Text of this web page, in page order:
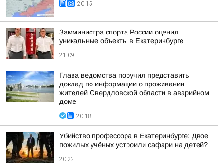
20:15
Замминистра спорта России оценил
уникальные объекты в Екатеринбурге
21:09
Глава ведомства поручил представить
доклад по информации о проживании
жителей Свердловской области в аварийном
доме
20:18
Убийство профессора в Екатеринбурге: Двое
пожилых учёных устроили сафари на детей?
20:22